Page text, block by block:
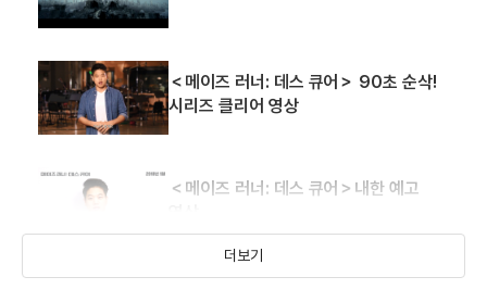
＜메이즈 러너: 데스 큐어＞ 90초 순삭!
시리즈 클리어 영상
＜메이즈 러너: 데스 큐어＞내한 예고
더보기